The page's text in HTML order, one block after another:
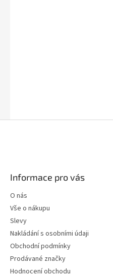
Informace pro vás
O nás
Vše o nákupu
Slevy
Nakládání s osobními údaji
Obchodní podmínky
Prodávané značky
Hodnocení obchodu